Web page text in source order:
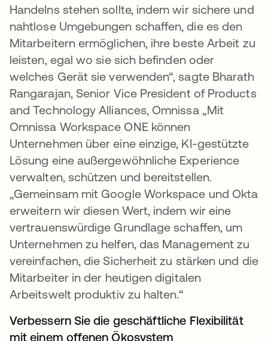
Handelns stehen sollte, indem wir sichere und
nahtlose Umgebungen schaffen, die es den
Mitarbeitern ermöglichen, ihre beste Arbeit zu
leisten, egal wo sie sich befinden oder
welches Gerät sie verwenden“, sagte Bharath
Rangarajan, Senior Vice President of Products
and Technology Alliances, Omnissa „Mit
Omnissa Workspace ONE können
Unternehmen über eine einzige, KI-gestützte
Lösung eine außergewöhnliche Experience
verwalten, schützen und bereitstellen.
„Gemeinsam mit Google Workspace und Okta
erweitern wir diesen Wert, indem wir eine
vertrauenswürdige Grundlage schaffen, um
Unternehmen zu helfen, das Management zu
vereinfachen, die Sicherheit zu stärken und die
Mitarbeiter in der heutigen digitalen
Arbeitswelt produktiv zu halten.“
Verbessern Sie die geschäftliche Flexibilität
mit einem offenen Ökosystem